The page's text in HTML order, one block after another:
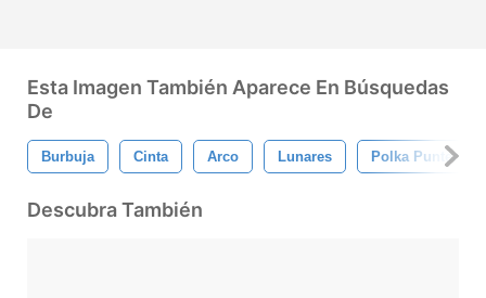
Esta Imagen También Aparece En Búsquedas
De
Burbuja Cinta Arco Lunares Polka Punteada
Descubra También